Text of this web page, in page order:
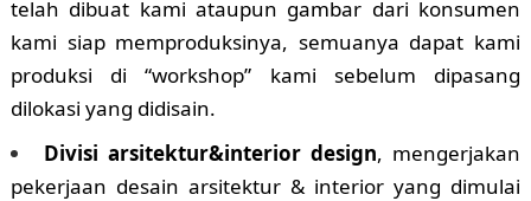
telah dibuat kami ataupun gambar dari konsumen
kami siap memproduksinya, semuanya dapat kami
produksi di “workshop” kami sebelum dipasang
dilokasi yang didisain.
Divisi arsitektur&interior design, mengerjakan
pekerjaan desain arsitektur & interior yang dimulai